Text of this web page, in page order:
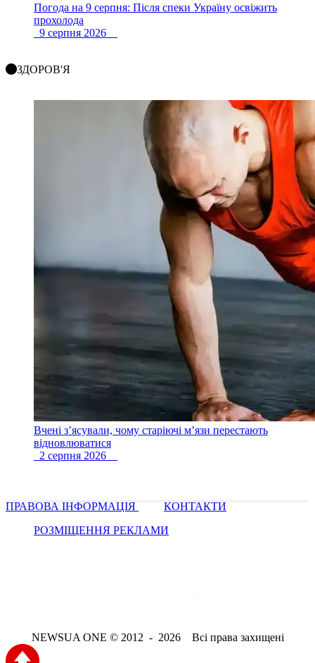
Погода на 9 серпня: Після спеки Україну освіжить
прохолода
9 серпня 2026
ЗДОРОВ'Я
Вчені з’ясували, чому старіючі м’язи перестають
відновлюватися
2 серпня 2026
ПРАВОВА ІНФОРМАЦІЯ
КОНТАКТИ
РОЗМІЩЕННЯ РЕКЛАМИ
NEWSUA ONE © 2012 - 2026 Всі права захищені